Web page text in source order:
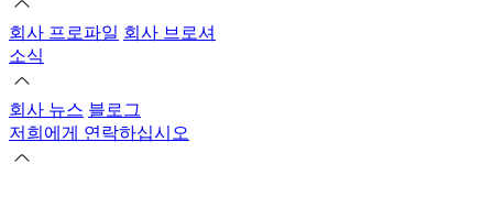
회사 프로파일 회사 브로셔
소식
회사 뉴스 블로그
저희에게 연락하십시오